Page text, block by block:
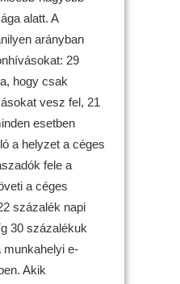
alatt. A
arányban
29
hogy csak
vesz fel, 21
esetben
a helyzet a céges
fele a
a céges
százalék napi
30 százalékuk
munkahelyi e-
Akik